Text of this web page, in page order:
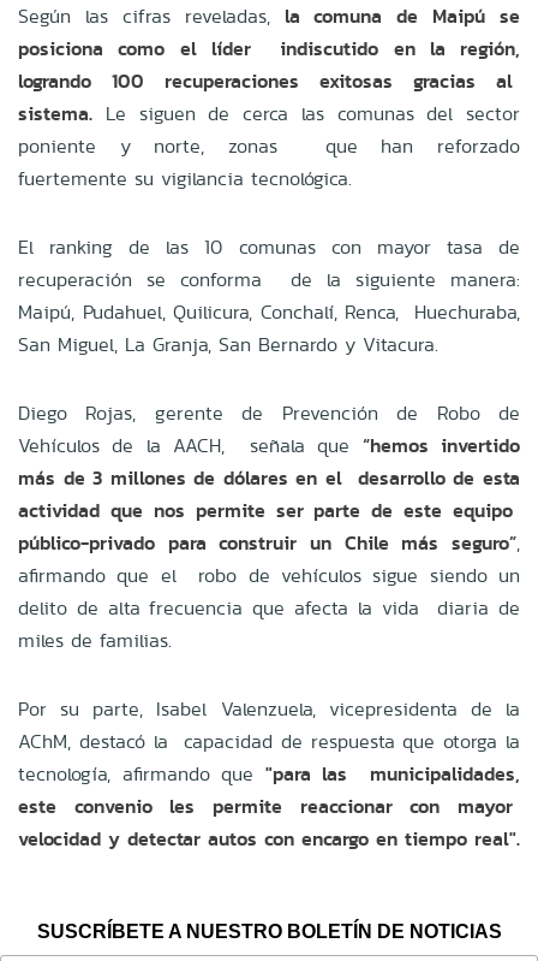
Según las cifras reveladas, la comuna de Maipú se
posiciona como el líder indiscutido en la región,
logrando 100 recuperaciones exitosas gracias al
sistema. Le siguen de cerca las comunas del sector
poniente y norte, zonas que han reforzado
fuertemente su vigilancia tecnológica.
El ranking de las 10 comunas con mayor tasa de
recuperación se conforma de la siguiente manera:
Maipú, Pudahuel, Quilicura, Conchalí, Renca, Huechuraba,
San Miguel, La Granja, San Bernardo y Vitacura.
Diego Rojas, gerente de Prevención de Robo de
Vehículos de la AACH, señala que “hemos invertido
más de 3 millones de dólares en el desarrollo de esta
actividad que nos permite ser parte de este equipo
público-privado para construir un Chile más seguro”,
afirmando que el robo de vehículos sigue siendo un
delito de alta frecuencia que afecta la vida diaria de
miles de familias.
Por su parte, Isabel Valenzuela, vicepresidenta de la
AChM, destacó la capacidad de respuesta que otorga la
tecnología, afirmando que "para las municipalidades,
este convenio les permite reaccionar con mayor
velocidad y detectar autos con encargo en tiempo real".
SUSCRÍBETE A NUESTRO BOLETÍN DE NOTICIAS